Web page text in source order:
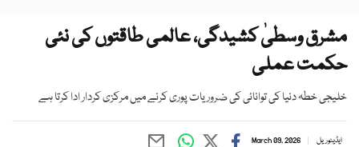
مشرق وسطیٰ کشیدگی، عالمی طاقتوں کی نئی
حکمت عملی
خلیجی خطہ دنیا کی توانائی کی ضروریات پوری کرنے میں مرکزی کردار ادا کرتا ہے
ایڈیٹوریل March 09, 2026